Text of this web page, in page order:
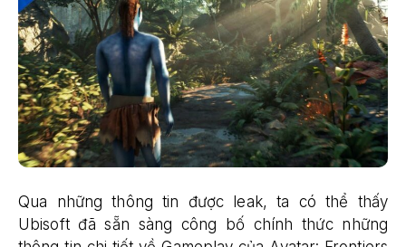
Qua những thông tin được leak, ta có thể thấy
Ubisoft đã sẵn sàng công bố chính thức những